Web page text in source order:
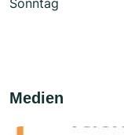
Medien